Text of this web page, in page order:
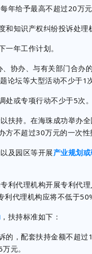
给予最高不超过20万元
识产权纠纷投诉处理
年工作计划。
办、与有关部门合办
坛等大型活动不少于1
或专项行动不少于5次。
持。在海珠成功举办全
不超过30万元的一次性
及园区等开展产业规划
专利代理机构开展专利代
代理机构应将不低于
，扶持标准如下：
，配套扶持金额不超过
元。